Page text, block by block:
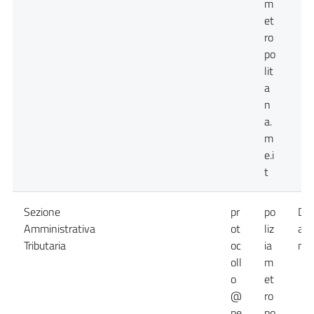
m
et
ro
po
lit
a
n
a.
m
e.i
t
Sezione
Amministrativa
Tributaria
pr
ot
oc
oll
o
@
po
liz
ia
m
et
ro